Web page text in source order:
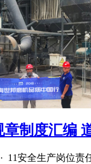
章制度汇编
11安全生产岗位责